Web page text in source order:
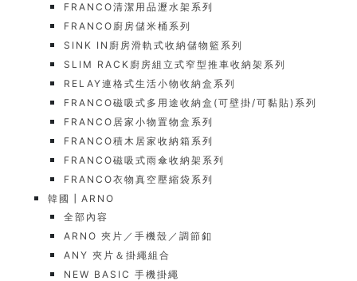
FRANCO清潔用品瀝水架系列
FRANCO廚房儲米桶系列
SINK IN廚房滑軌式收納儲物籃系列
SLIM RACK廚房組立式窄型推車收納架系列
RELAY連格式生活小物收納盒系列
FRANCO磁吸式多用途收納盒(可壁掛/可黏貼)系列
FRANCO居家小物置物盒系列
FRANCO積木居家收納箱系列
FRANCO磁吸式雨傘收納架系列
FRANCO衣物真空壓縮袋系列
韓國┃ARNO
全部內容
ARNO 夾片／手機殼／調節釦
ANY 夾片＆掛繩組合
NEW BASIC 手機掛繩